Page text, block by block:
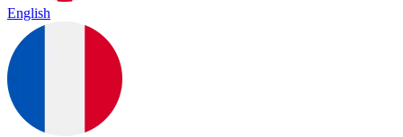
English